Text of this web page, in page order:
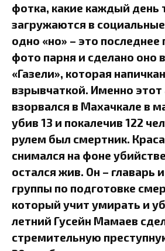
фотка, какие каждый день
загружаются в
одно «но» – это
фото парня и сделано оно
«Газели», которая
взрывчаткой. Именно
взорвался в Махачкале в
убив 13 и покалечив 122
рулем был смертник.
снимался на фоне
остался жив. Он – главарь
группы по подготовке
который учит умирать и
летний Гусейн Мамаев
стремительную